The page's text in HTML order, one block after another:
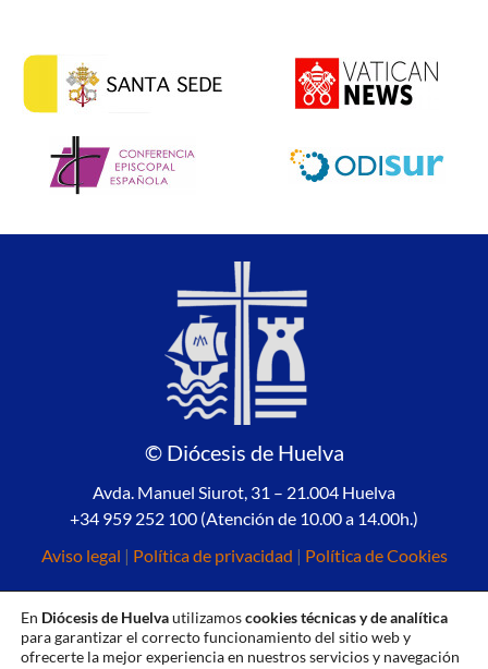
© Diócesis de Huelva
Avda. Manuel Siurot, 31 – 21.004 Huelva
+34 959 252 100 (Atención de 10.00 a 14.00h.)
Aviso legal | Política de privacidad | Política de Cookies
En Diócesis de Huelvautilizamoscookies técnicas y de analítica
para garantizar el correcto funcionamiento del sitio web y
ofrecerte la mejor experiencia en nuestros servicios y navegación